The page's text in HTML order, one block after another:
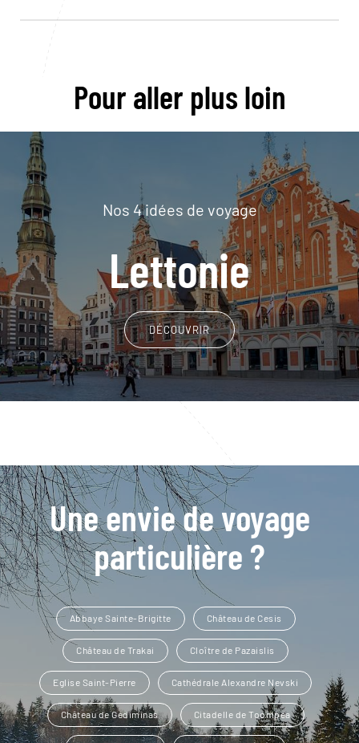
Pour aller plus loin
Nos 4 idées de voyage
Lettonie
DÉCOUVRIR
Une envie de voyage
particulière ?
Abbaye Sainte-Brigitte Château de Cesis
Château de Trakai Cloître de Pazaislis
Eglise Saint-Pierre Cathédrale Alexandre Nevski
Château de Gediminas Citadelle de Toompea